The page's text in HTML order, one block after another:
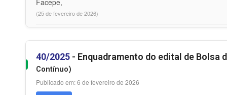
Facepe,
(25 de fevereiro de 2026)
40/2025 - Enquadramento do edital de Bolsa
Contínuo)
Publicado em: 6 de fevereiro de 2026